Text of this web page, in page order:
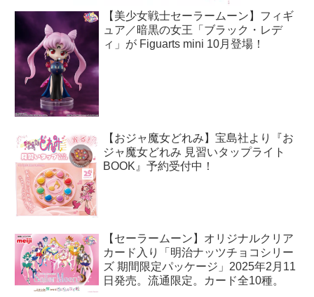
【美少女戦士セーラームーン】フィギ
ュア／暗黒の女王「ブラック・レデ
ィ」が Figuarts mini 10月登場！
【おジャ魔女どれみ】宝島社より『お
ジャ魔女どれみ 見習いタップライト
BOOK』予約受付中！
【セーラームーン】オリジナルクリア
カード入り「明治ナッツチョコシリー
ズ 期間限定パッケージ」2025年2月11
日発売。流通限定。カード全10種。